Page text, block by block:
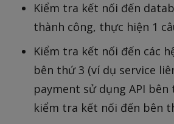
Kiểm tra kết nối đến
thành công, thực hiện 1
Kiểm tra kết nối đến các
bên thứ 3 (ví dụ service
payment sử dụng API
kiểm tra kết nối đến bên